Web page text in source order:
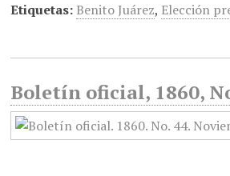
Etiquetas: Benito Juárez, Elección
Boletín oficial, 1860,